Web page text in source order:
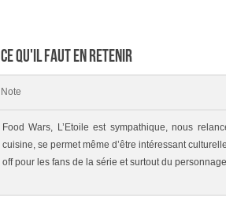
Ce qu'il faut en retenir
Note
Food Wars, L’Etoile est sympathique, nous
cuisine, se permet même d’être intéressant
off pour les fans de la série et surtout du